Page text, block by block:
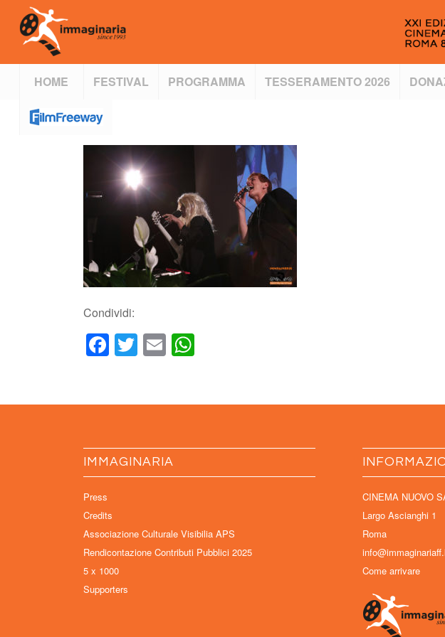
HOME FESTIVAL PROGRAMMA TESSERAMENTO 2026
Condividi:
Facebook
Twitter
Email
IMMAGINARIA
Press
Credits
Associazione Culturale Visibilia APS
Rendicontazione Contributi Pubblici 2025
5 x 1000
Supporters
CINEMA NUOVO
Largo Ascianghi 1
Roma
Come arrivare